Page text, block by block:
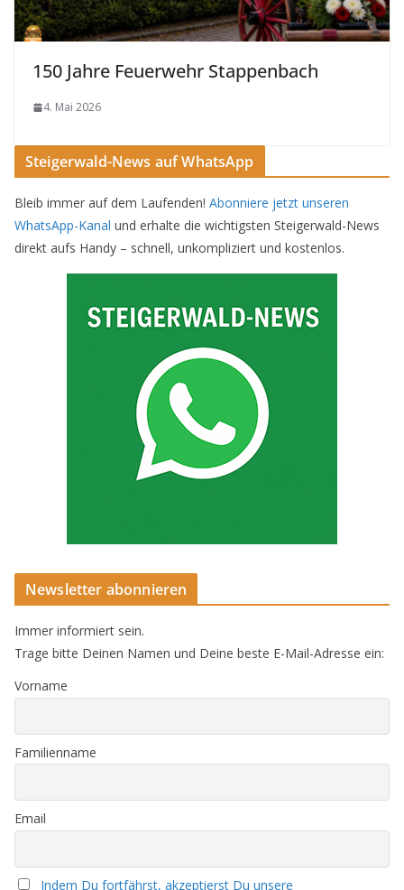
150 Jahre Feuerwehr Stappenbach
4. Mai 2026
Steigerwald-News auf WhatsApp
Bleib immer auf dem Laufenden! Abonniere jetzt unseren
WhatsApp-Kanal und erhalte die wichtigsten Steigerwald-News
direkt aufs Handy – schnell, unkompliziert und kostenlos.
Newsletter abonnieren
Immer informiert sein.
Trage bitte Deinen Namen und Deine beste E-Mail-Adresse ein:
Vorname
Familienname
Email
Indem Du fortfährst, akzeptierst Du unsere